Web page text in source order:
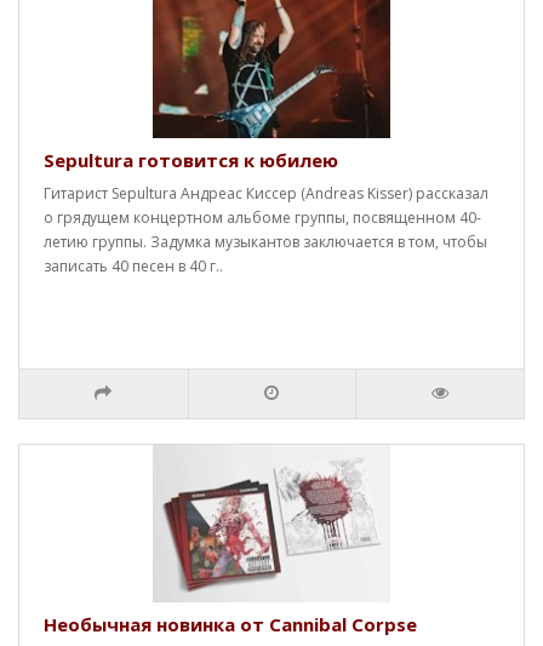
Sepultura готовится к юбилею
Гитарист Sepultura Андреас Киссер (Andreas Kisser) рассказал
о грядущем концертном альбоме группы, посвященном 40-
летию группы. Задумка музыкантов заключается в том, чтобы
записать 40 песен в 40 г..
Необычная новинка от Cannibal Corpse